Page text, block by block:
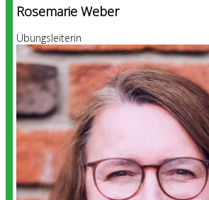
Rosemarie Weber
Übungsleiterin